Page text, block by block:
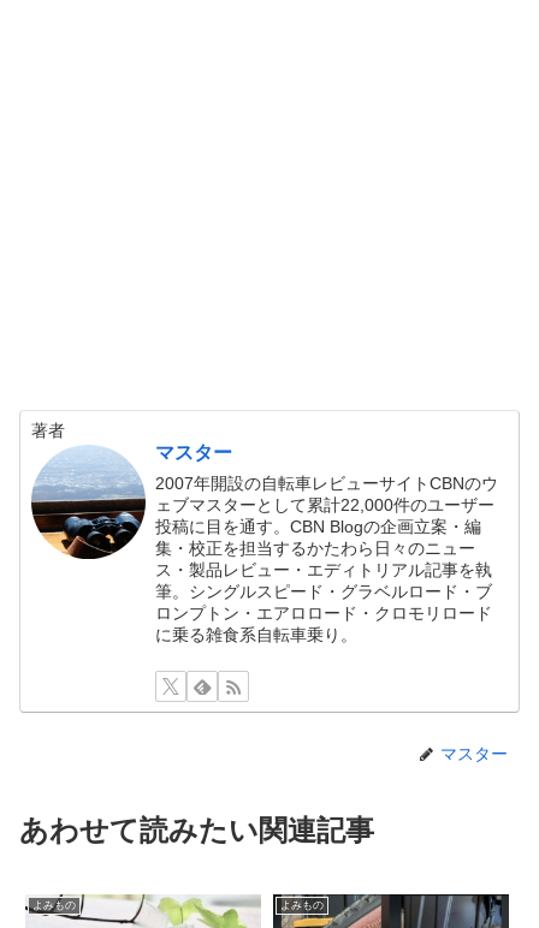
著者
マスター
2007年開設の自転車レビューサイトCBNのウ
ェブマスターとして累計22,000件のユーザー
投稿に目を通す。CBN Blogの企画立案・編
集・校正を担当するかたわら日々のニュー
ス・製品レビュー・エディトリアル記事を執
筆。シングルスピード・グラベルロード・ブ
ロンプトン・エアロロード・クロモリロード
に乗る雑食系自転車乗り。
マスター
あわせて読みたい関連記事
よみもの よみもの